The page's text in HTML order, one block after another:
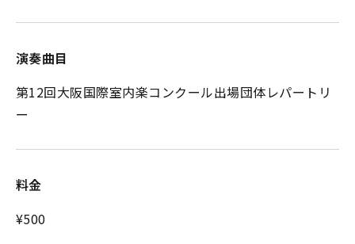
演奏曲目
第12回大阪国際室内楽コンクール出場団体レパートリ
ー
料金
¥500